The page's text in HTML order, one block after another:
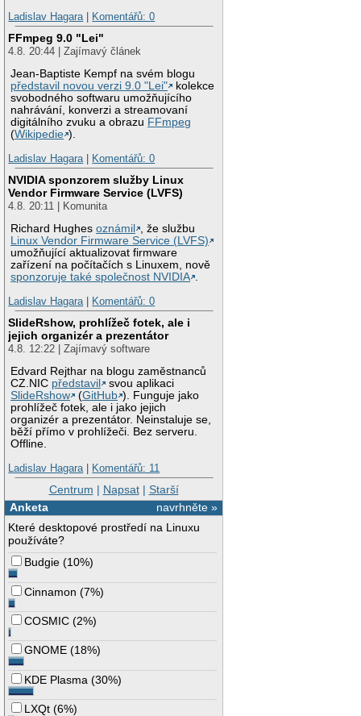
Ladislav Hagara| Komentářů: 0
FFmpeg 9.0 "Lei"
4.8. 20:44 | Zajímavý článek
Jean-Baptiste Kempf na svém blogu
představil novou verzi 9.0 "Lei"
kolekce
svobodného softwaru umožňujícího
nahrávání, konverzi a streamovaní
digitálního zvuku a obrazu FFmpeg
(Wikipedie ).
Ladislav Hagara| Komentářů: 0
NVIDIA sponzorem služby Linux
Vendor Firmware Service (LVFS)
4.8. 20:11 | Komunita
Richard Hughesoznámil
, že službu
Linux Vendor Firmware Service (LVFS)
umožňující aktualizovat firmware
zařízení na počítačích s Linuxem, nově
sponzoruje také společnost NVIDIA .
Ladislav Hagara| Komentářů: 0
SlideRshow, prohlížeč fotek, ale i
jejich organizér a prezentátor
4.8. 12:22 | Zajímavý software
Edvard Rejthar na blogu zaměstnanců
CZ.NIC představil
svou aplikaci
SlideRshow
(GitHub ). Funguje jako
prohlížeč fotek, ale i jako jejich
organizér a prezentátor. Neinstaluje se,
běží přímo v prohlížeči. Bez serveru.
Offline.
Ladislav Hagara| Komentářů: 11
Centrum | Napsat| Starší
navrhněte »
Anketa
Které desktopové prostředí na Linuxu
používáte?
Budgie (10%)
Cinnamon (7%)
COSMIC (2%)
GNOME (18%)
KDE Plasma (30%)
LXQt (6%)